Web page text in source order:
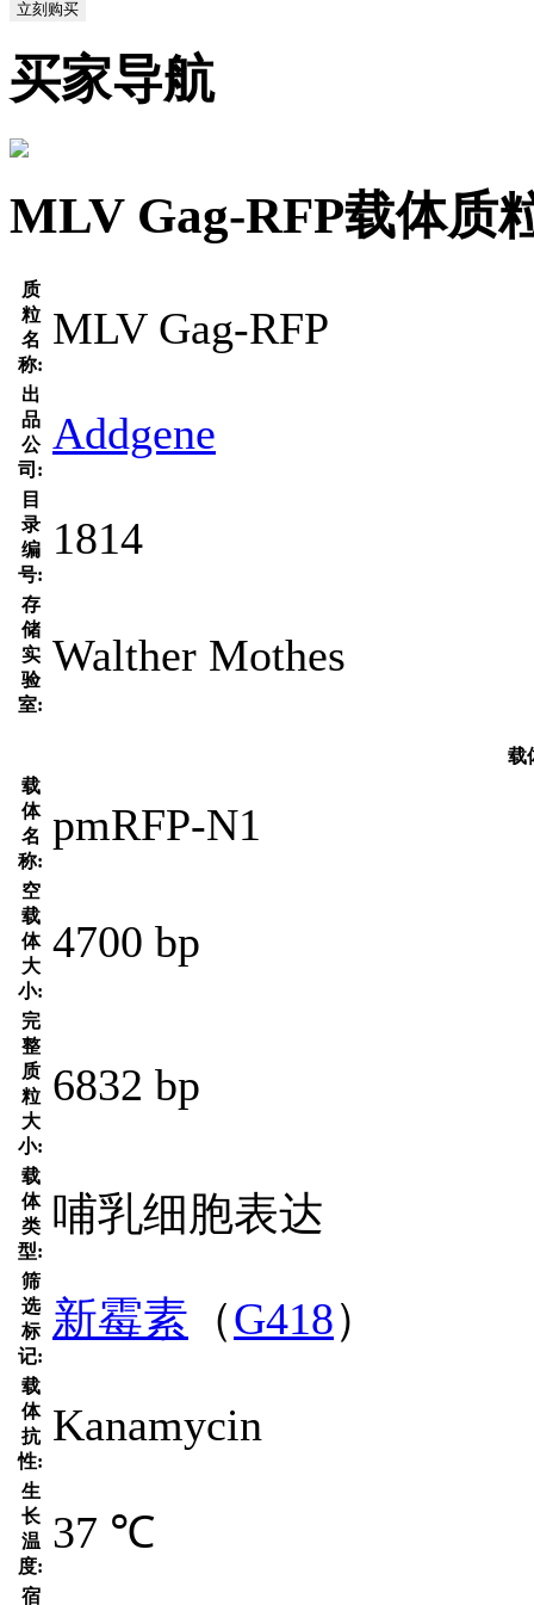
立刻购买
买家导航
MLV Gag-RFP载体质
质
粒
名
称:
MLV Gag-RFP
出
品
公
司:
Addgene
目
录
编
号:
1814
存
储
实
验
室:
Walther Mothes
载
载
体
名
称:
pmRFP-N1
空
载
体
大
小:
4700 bp
完
整
质
粒
大
小:
6832 bp
载
体
类
型:
哺乳细胞表达
筛
选
标
记:
新霉素 （G418）
载
体
抗
性:
Kanamycin
生
长
温
度:
37 ℃
宿